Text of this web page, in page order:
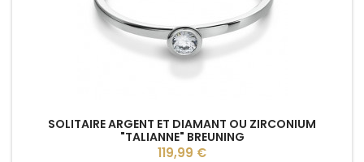
SOLITAIRE ARGENT ET DIAMANT OU ZIRCONIUM
"TALIANNE" BREUNING
Prix
119,99 €